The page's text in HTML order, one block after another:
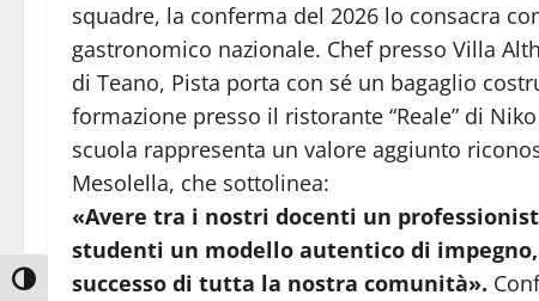
Attiva/disattiva alto contrasto
squadre, la conferma del 2026 lo consacra
gastronomico nazionale. Chef presso Villa
di Teano, Pista porta con sé un bagaglio
formazione presso il ristorante “Reale” di
scuola rappresenta un valore aggiunto
Mesolella, che sottolinea:
«Avere tra i nostri docenti un
studenti un modello autentico di impegno,
successo di tutta la nostra comunità».